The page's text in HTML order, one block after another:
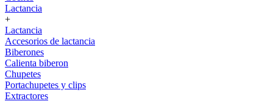
Lactancia
+
Lactancia
Accesorios de lactancia
Biberones
Calienta biberon
Chupetes
Portachupetes y clips
Extractores